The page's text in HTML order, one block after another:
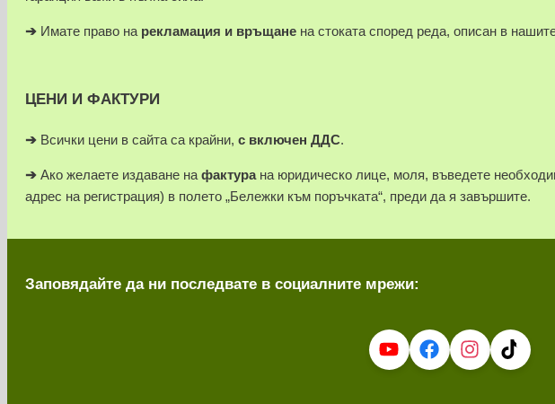
➔ Имате право на рекламация и връщане на стоката според реда, описан в
ЦЕНИ И ФАКТУРИ
➔ Всички цени в сайта са крайни, с включен ДДС.
➔ Ако желаете издаване на фактура на юридическо лице, моля, въведете
адрес на регистрация) в полето „Бележки към поръчката“, преди да я завършите.
Заповядайте да ни последвате в социалните мрежи: